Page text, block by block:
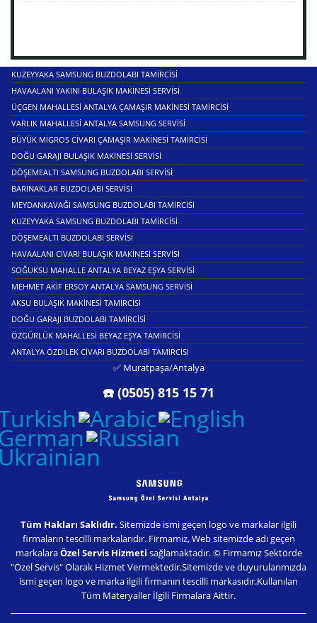
KUZEYYAKA SAMSUNG BUZDOLABI TAMIRCISI
HAVAALANI YAKINI BULAŞIK MAKINESI SERVISI
ÜÇGEN MAHALLESI ANTALYA ÇAMAŞIR MAKINESI TAMIRCISI
VARLIK MAHALLESI ANTALYA SAMSUNG SERVISI
BÜYÜK MIGROS CIVARI ÇAMAŞIR MAKINESI TAMIRCISI
DOĞU GARAJI BULAŞIK MAKINESI SERVISI
DÖŞEMEALTI SAMSUNG BUZDOLABI SERVISI
BARINAKLAR BUZDOLABI SERVISI
MEYDANKAVAĞI SAMSUNG BUZDOLABI TAMIRCISI
KUZEYYAKA SAMSUNG BUZDOLABI TAMIRCISI
DÖŞEMEALTI BUZDOLABI SERVISI
HAVAALANI CIVARI BULAŞIK MAKINESI SERVISI
SOĞUKSU MAHALLE ANTALYA BEYAZ EŞYA SERVISI
MEHMET AKIF ERSOY ANTALYA SAMSUNG SERVISI
AKSU BULAŞIK MAKINESI TAMIRCISI
DOĞU GARAJI BUZDOLABI TAMIRCISI
ÖZGÜRLÜK MAHALLESI BEYAZ EŞYA TAMIRCISI
ANTALYA ÖZDILEK CIVARI BUZDOLABI TAMIRCISI
✅ Muratpaşa/Antalya
☎️ (0505) 815 15 71
Tüm Hakları Saklıdır. Sitemizde ismi geçen logo ve markalar ilgili
firmaların tescilli markalarıdır. Firmamız, Web sitemizde adı geçen
markalaraÖzel Servis Hizmeti sağlamaktadır. © Firmamız Sektörde
"Özel Servis" Olarak Hizmet Vermektedir.Sitemizde ve duyurularımızda
ismi geçen logo ve marka ilgili firmanın tescilli markasıdır.Kullanılan
Tüm Materyaller İlgili Firmalara Aittir.